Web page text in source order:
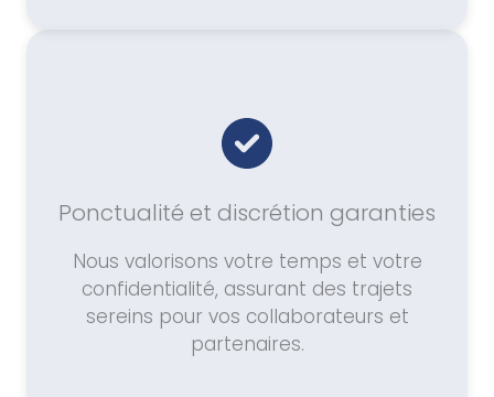
Ponctualité et discrétion garanties
Nous valorisons votre temps et votre
confidentialité, assurant des trajets
sereins pour vos collaborateurs et
partenaires.